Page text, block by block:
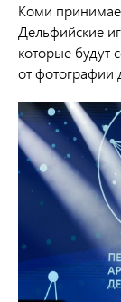
Коми
Дельфийские
которые будут
от фотографии